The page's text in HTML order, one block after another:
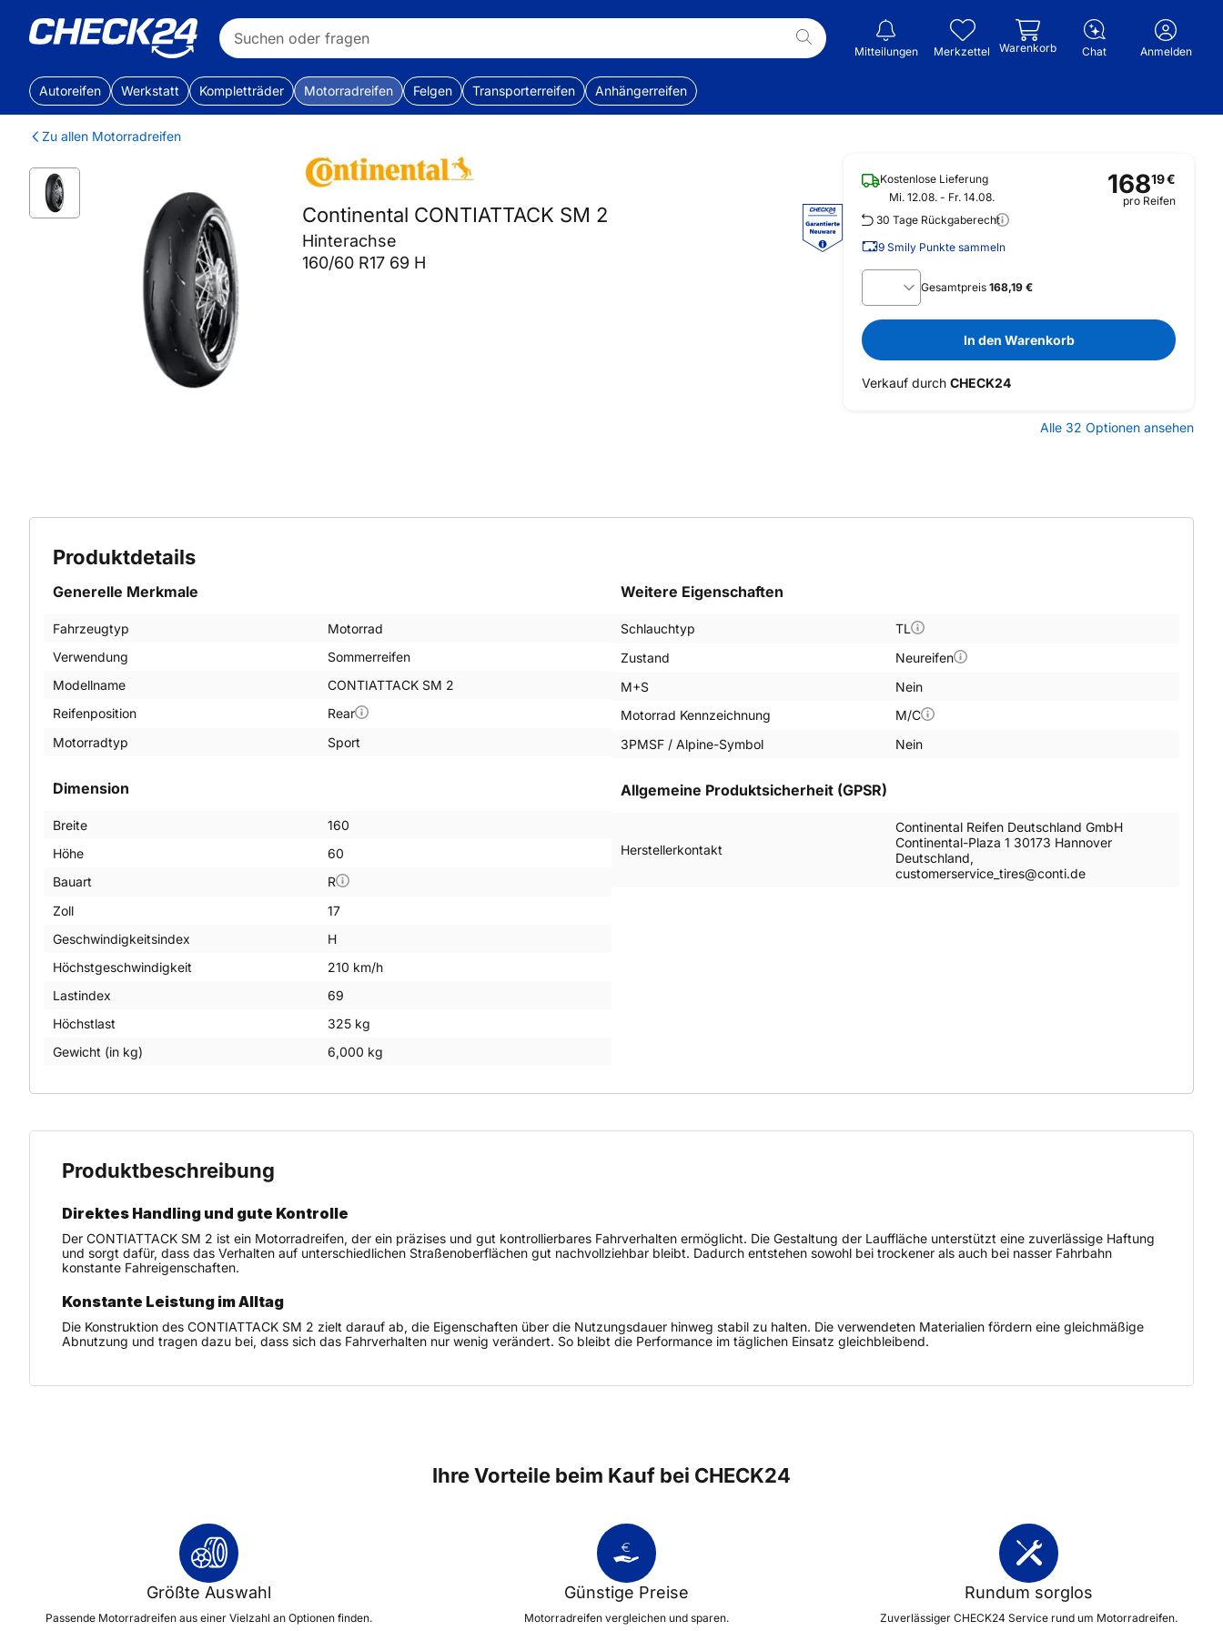
Mitteilungen Merkzettel Warenkorb Chat Anmelden
Autoreifen Werkstatt Kompletträder Motorradreifen Felgen Transporterreifen Anhängerreifen
Zu allen Motorradreifen
Continental CONTIATTACK SM 2
Hinterachse
160/60 R17 69 H
Kostenlose Lieferung
Mi. 12.08. - Fr. 14.08.
30 Tage Rückgaberecht
9 Smily Punkte sammeln
16819€
pro Reifen
Gesamtpreis 168,19 €
In den Warenkorb
Verkauf durch CHECK24
Alle 32 Optionen ansehen
Produktdetails
Dimension
Breite
160
Höhe
60
Bauart
R
Zoll
17
Geschwindigkeitsindex
H
Höchstgeschwindigkeit
210 km/h
Lastindex
69
Höchstlast
325 kg
Gewicht (in kg)
6,000 kg
Generelle Merkmale
Fahrzeugtyp
Motorrad
Verwendung
Sommerreifen
Modellname
CONTIATTACK SM 2
Reifenposition
Rear
Motorradtyp
Sport
Weitere Eigenschaften
Schlauchtyp
TL
Zustand
Neureifen
M+S
Nein
Motorrad Kennzeichnung
M/C
3PMSF / Alpine-Symbol
Nein
Allgemeine Produktsicherheit (GPSR)
Herstellerkontakt
Continental Reifen Deutschland GmbH
Continental-Plaza 1 30173 Hannover
Deutschland,
customerservice_tires@conti.de
Produktbeschreibung
Direktes Handling und gute Kontrolle
Der CONTIATTACK SM 2 ist ein Motorradreifen, der ein präzises und gut kontrollierbares Fahrverhalten ermöglicht. Die Gestaltung der Lauffläche unterstützt eine zuverlässige Haftung
und sorgt dafür, dass das Verhalten auf unterschiedlichen Straßenoberflächen gut nachvollziehbar bleibt. Dadurch entstehen sowohl bei trockener als auch bei nasser Fahrbahn
konstante Fahreigenschaften.
Konstante Leistung im Alltag
Die Konstruktion des CONTIATTACK SM 2 zielt darauf ab, die Eigenschaften über die Nutzungsdauer hinweg stabil zu halten. Die verwendeten Materialien fördern eine gleichmäßige
Abnutzung und tragen dazu bei, dass sich das Fahrverhalten nur wenig verändert. So bleibt die Performance im täglichen Einsatz gleichbleibend.
Ihre Vorteile beim Kauf bei CHECK24
Größte Auswahl
Passende Motorradreifen aus einer Vielzahl an Optionen finden.
Günstige Preise
Motorradreifen vergleichen und sparen.
Rundum sorglos
Zuverlässiger CHECK24 Service rund um Motorradreifen.